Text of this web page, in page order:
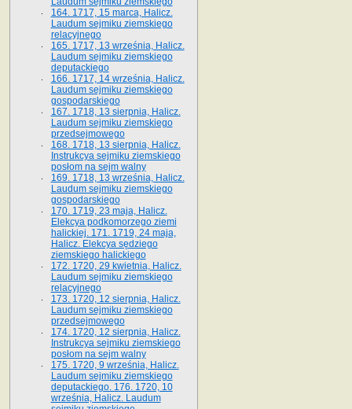
164. 1717, 15 marca, Halicz.
Laudum sejmiku ziemskiego
relacyjnego
165. 1717, 13 września, Halicz.
Laudum sejmiku ziemskiego
deputackiego
166. 1717, 14 września, Halicz.
Laudum sejmiku ziemskiego
gospodarskiego
167. 1718, 13 sierpnia, Halicz.
Laudum sejmiku ziemskiego
przedsejmowego
168. 1718, 13 sierpnia, Halicz.
Instrukcya sejmiku ziemskiego
posłom na sejm walny
169. 1718, 13 września, Halicz.
Laudum sejmiku ziemskiego
gospodarskiego
170. 1719, 23 maja, Halicz.
Elekcya podkomorzego ziemi
halickiej. 171. 1719, 24 maja,
Halicz. Elekcya sędziego
ziemskiego halickiego
172. 1720, 29 kwietnia, Halicz.
Laudum sejmiku ziemskiego
relacyjnego
173. 1720, 12 sierpnia, Halicz.
Laudum sejmiku ziemskiego
przedsejmowego
174. 1720, 12 sierpnia, Halicz.
Instrukcya sejmiku ziemskiego
posłom na sejm walny
175. 1720, 9 września, Halicz.
Laudum sejmiku ziemskiego
deputackiego. 176. 1720, 10
września, Halicz. Laudum